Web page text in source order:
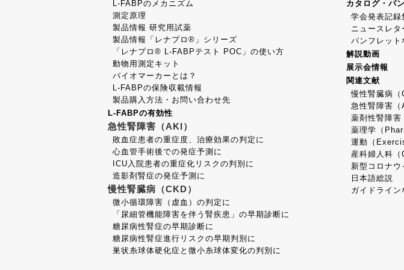
L-FABPのメカニズム
測定原理
製品情報 研究用試薬
製品情報「レナプロ®」シリーズ
「レナプロ® L-FABPテスト POC」の使い方
動物用測定キット
バイオマーカーとは？
L-FABPの保険収載情報
製品購入方法・お問い合わせ先
L-FABPの有効性
急性腎障害（AKI）
敗血症患者の重症度、治療効果の判定に
心血管手術後での発症予測に
ICU入院患者の重症化リスクの判別に
造影剤腎症の発症予測に
慢性腎臓病（CKD）
微小循環障害（虚血）の判定に
「尿細管機能障害を伴う腎疾患」の早期診断に
糖尿病性腎症の早期診断に
糖尿病性腎症進行リスクの早期判別に
巣状糸球体硬化症と微小糸球体変化の判別に
カタログ・パ
学会発表記録
ニュースレタ
パンフレット
解説動画
展示会情報
関連文献
慢性腎臓病（
急性腎障害（
薬剤性腎障害
薬理学（
運動（
産科婦人科
新型コロナウ
日本語総説
ガイドライン